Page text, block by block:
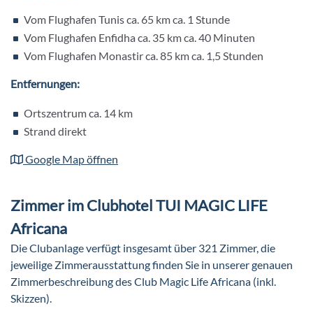
In der Wintersaison (November – März) werden die Kinder in
2 Altersgruppen betreut. Im MAGIC Mini/Kids Club (3-12
Jahre) und bei den Teens (13-16 Jahre). Jugendliche ab 13
Jahren können am normalen Sportprogramm teilnehmen.
Vom Flughafen Tunis ca. 65 km ca. 1 Stunde
Vom Flughafen Enfidha ca. 35 km ca. 40 Minuten
Vom Flughafen Monastir ca. 85 km ca. 1,5 Stunden
Entfernungen:
Ortszentrum ca. 14 km
Strand direkt
Google Map öffnen
Zimmer im Clubhotel TUI MAGIC LIFE
Africana
Die Clubanlage verfügt insgesamt über 321 Zimmer, die
jeweilige Zimmerausstattung finden Sie in unserer genauen
Zimmerbeschreibung des Club Magic Life Africana (inkl.
Skizzen).